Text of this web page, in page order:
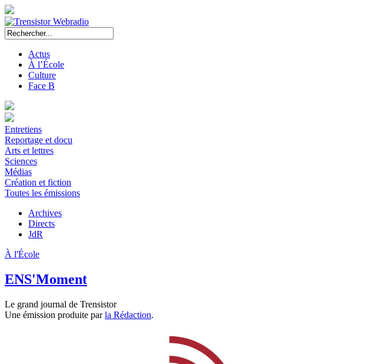
Actus
À l’École
Culture
Face B
Entretiens
Reportage et docu
Arts et lettres
Sciences
Médias
Création et fiction
Toutes les émissions
Archives
Directs
JdR
À l'École
ENS'Moment
Le grand journal de Trensistor
Une émission produite parla Rédaction.